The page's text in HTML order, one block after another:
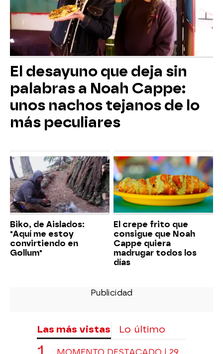
El desayuno que deja sin
palabras a Noah Cappe:
unos nachos tejanos de lo
más peculiares
Biko, de Aislados:
"Aquí me estoy
convirtiendo en
Gollum"
El crepe frito que
consigue que Noah
Cappe quiera
madrugar todos los
días
Las más vistas Lo último